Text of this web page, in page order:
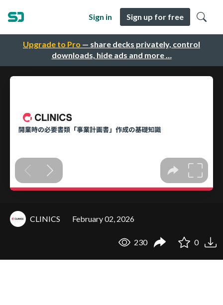
Upgrade to Pro — share decks privately, control
downloads, hide ads and more …
Sign in Sign up for free
CLINICS February 02, 2026
230 0